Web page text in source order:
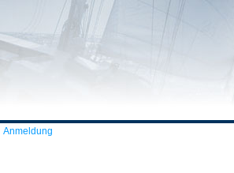
Anmeldung